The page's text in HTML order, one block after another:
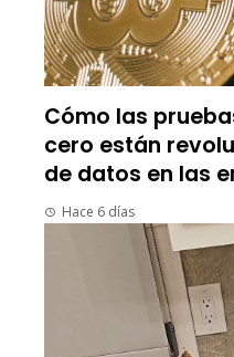
Cómo las
cero están
de datos en las
Hace 6 días